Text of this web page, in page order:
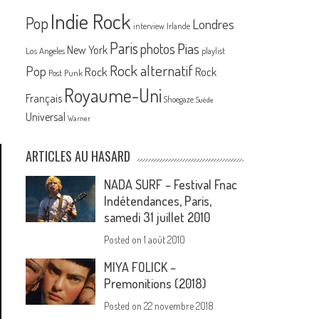
PopIndie Rock interview Irlande Londres
Los Angeles New York Parisphotos Pias playlist
Pop Post Punk Rock Rock alternatif Rock
Français Royaume-Uni Shoegaze Suède
Universal Warner
ARTICLES AU HASARD
NADA SURF – Festival Fnac
Indétendances, Paris,
samedi 31 juillet 2010
Posted on1 août 2010
MIYA FOLICK –
Premonitions (2018)
Posted on22 novembre 2018